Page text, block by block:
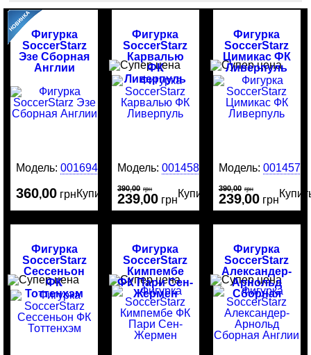
Фигурка
SoccerStarz
Эзе Сборная
Англии
Модель:0016946
360,00 грнКупить
Фигурка
SoccerStarz
Карвалью
ФК
Ливерпуль
Модель:0014581
390,00 грн
239,00 грн
Купить
Фигурка
SoccerStarz
Цимикас ФК
Ливерпуль
Модель: 0014577
390,00 грн
239,00 грн
Фигурка
SoccerStarz
Сессеньон
ФК
Тоттенхэм
Фигурка
SoccerStarz
Кимпембе
ФК Пари Сен-
Жермен
Фигурка
SoccerStarz
Александер-
Арнольд
Сборная
Англии